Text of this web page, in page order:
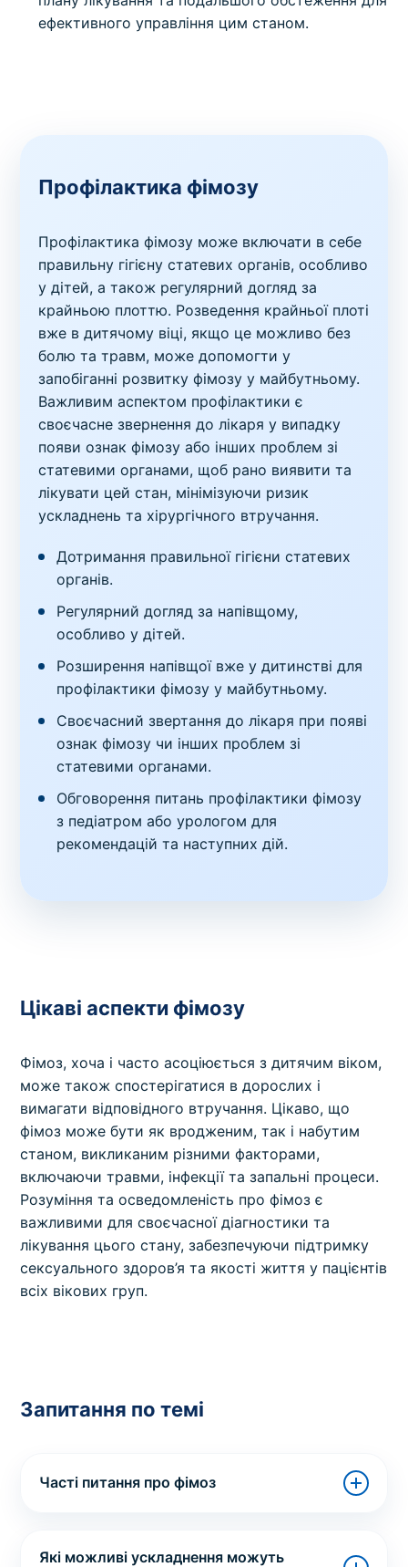
ефективного управління цим станом.
Профілактика фімозу
Профілактика фімозу може включати в себе
правильну гігієну статевих органів, особливо
у дітей, а також регулярний догляд за
крайньою плоттю. Розведення крайньої плоті
вже в дитячому віці, якщо це можливо без
болю та травм, може допомогти у
запобіганні розвитку фімозу у майбутньому.
Важливим аспектом профілактики є
своєчасне звернення до лікаря у випадку
появи ознак фімозу або інших проблем зі
статевими органами, щоб рано виявити та
лікувати цей стан, мінімізуючи ризик
ускладнень та хірургічного втручання.
Дотримання правильної гігієни статевих
органів.
Регулярний догляд за напівщому,
особливо у дітей.
Розширення напівщої вже у дитинстві для
профілактики фімозу у майбутньому.
Своєчасний звертання до лікаря при появі
ознак фімозу чи інших проблем зі
статевими органами.
Обговорення питань профілактики фімозу
з педіатром або урологом для
рекомендацій та наступних дій.
Цікаві аспекти фімозу
Фімоз, хоча і часто асоціюється з дитячим віком,
може також спостерігатися в дорослих і
вимагати відповідного втручання. Цікаво, що
фімоз може бути як вродженим, так і набутим
станом, викликаним різними факторами,
включаючи травми, інфекції та запальні процеси.
Розуміння та осведомленість про фімоз є
важливими для своєчасної діагностики та
лікування цього стану, забезпечуючи підтримку
сексуального здоров’я та якості життя у пацієнтів
всіх вікових груп.
Запитання по темі
Часті питання про фімоз
Які можливі ускладнення можуть